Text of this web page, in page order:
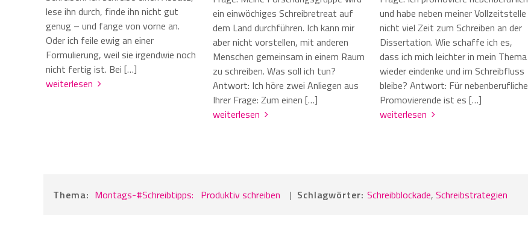
lese ihn durch, finde ihn nicht gut
genug – und fange von vorne an.
Oder ich feile ewig an einer
Formulierung, weil sie irgendwie noch
nicht fertig ist. Bei […]
weiterlesen
ein einwöchiges Schreibretreat auf
dem Land durchführen. Ich kann mir
aber nicht vorstellen, mit anderen
Menschen gemeinsam in einem Raum
zu schreiben. Was soll ich tun?
Antwort: Ich höre zwei Anliegen aus
Ihrer Frage: Zum einen […]
weiterlesen
und habe neben meiner Vollzeitstelle
nicht viel Zeit zum Schreiben an der
Dissertation. Wie schaffe ich es,
dass ich mich leichter in mein Thema
wieder eindenke und im Schreibfluss
bleibe? Antwort: Für nebenberufliche
Promovierende ist es […]
weiterlesen
Thema: Montags-#Schreibtipps: Produktiv schreiben | Schlagwörter:Schreibblockade,Schreibstrategien